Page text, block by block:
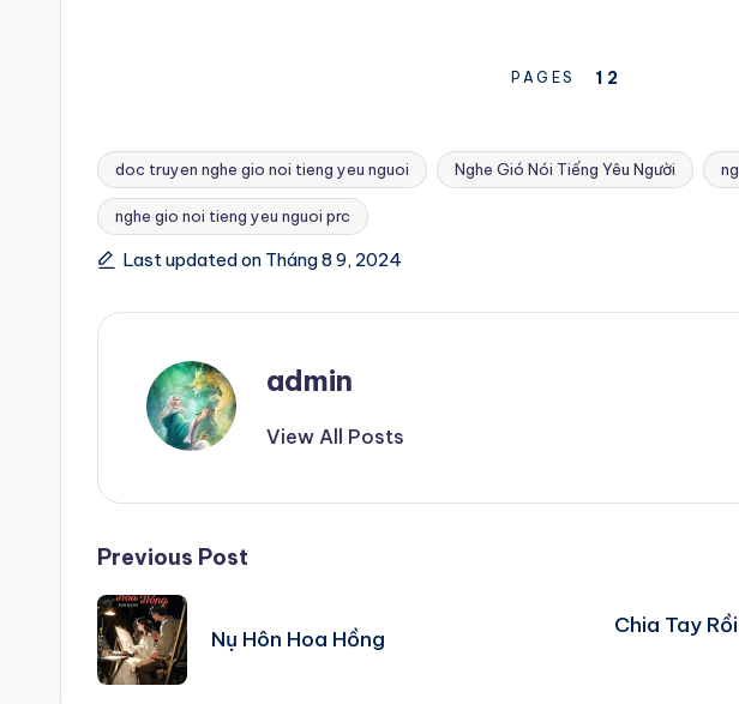
PAGES 1 2
Tags:
doc truyen nghe gio noi tieng yeu nguoi Nghe Gió Nói Tiếng Yêu Người
nghe gio noi tieng yeu nguoi prc
Last updated on Tháng 8 9, 2024
admin
View All Posts
Post
navigation
Previous Post
Nụ Hôn Hoa Hồng
Chia Tay